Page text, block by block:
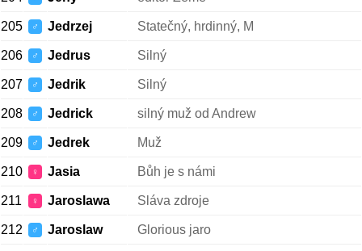
205 ♂ Jedrzej Statečný, hrdinný, M
206 ♂ Jedrus Silný
207 ♂ Jedrik Silný
208 ♂ Jedrick silný muž od Andrew
209 ♂ Jedrek Muž
210 ♀ Jasia Bůh je s námi
211 ♀ Jaroslawa Sláva zdroje
212 ♂ Jaroslaw Glorious jaro